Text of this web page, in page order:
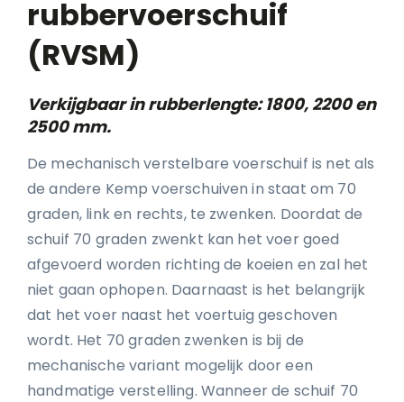
rubbervoerschuif
(RVSM)
Verkijgbaar in rubberlengte: 1800, 2200 en
2500 mm.
De mechanisch verstelbare voerschuif is net als
de andere Kemp voerschuiven in staat om 70
graden, link en rechts, te zwenken. Doordat de
schuif 70 graden zwenkt kan het voer goed
afgevoerd worden richting de koeien en zal het
niet gaan ophopen. Daarnaast is het belangrijk
dat het voer naast het voertuig geschoven
wordt. Het 70 graden zwenken is bij de
mechanische variant mogelijk door een
handmatige verstelling. Wanneer de schuif 70